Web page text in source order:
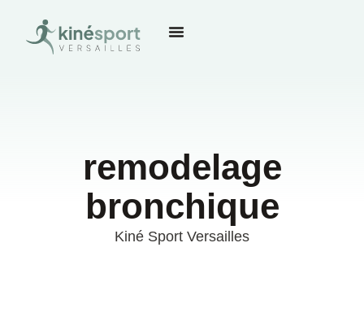
remodelage
bronchique
Kiné Sport Versailles